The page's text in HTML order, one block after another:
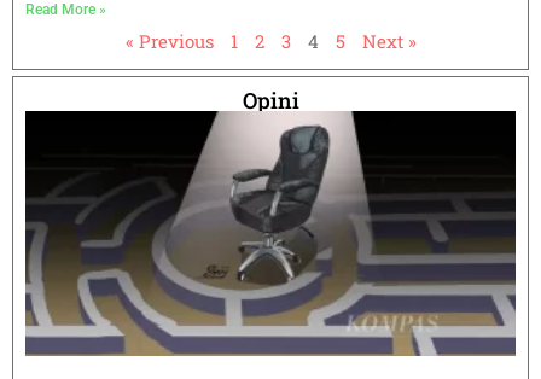
Read More »
« Previous 1 2 3 4 5 Next »
Opini